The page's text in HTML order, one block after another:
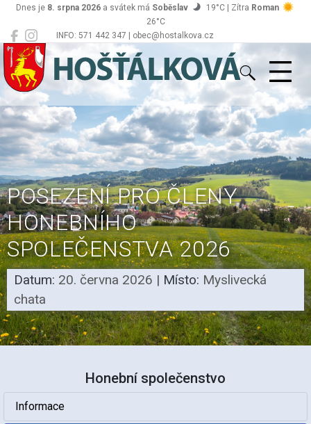
INFO: 571 442 347 | obec@hostalkova.cz
Dnes je 8. srpna 2026 a svátek má Soběslav 19°C | Zítra Roman
26°C
Hošťálková
POSEZENÍ PRO ČLENY
HONEBNÍHO
SPOLEČENSTVA 2026
Datum: 20. června 2026 | Místo: Myslivecká
chata
Honební společenstvo
Informace